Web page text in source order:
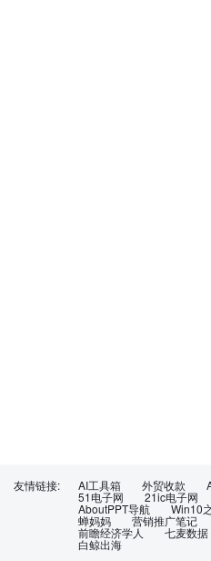
友情链接: AI工具箱 外贸收款
51电子网 21ic电子网
AboutPPT导航 Win10
蝉妈妈 营销推广笔记
前瞻经济学人 七麦数据
白鲸出海